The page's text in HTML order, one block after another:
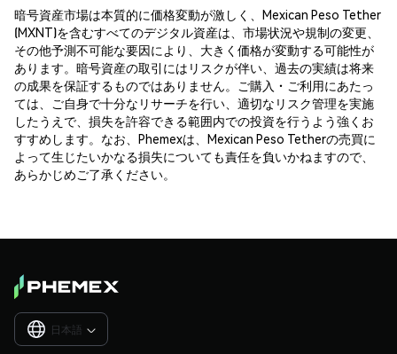
暗号資産市場は本質的に価格変動が激しく、Mexican Peso Tether
(MXNT)を含むすべてのデジタル資産は、市場状況や規制の変更、
その他予測不可能な要因により、大きく価格が変動する可能性が
あります。暗号資産の取引にはリスクが伴い、過去の実績は将来
の成果を保証するものではありません。ご購入・ご利用にあたっ
ては、ご自身で十分なリサーチを行い、適切なリスク管理を実施
したうえで、損失を許容できる範囲内での投資を行うよう強くお
すすめします。なお、Phemexは、Mexican Peso Tetherの売買に
よって生じたいかなる損失についても責任を負いかねますので、
あらかじめご了承ください。
日本語 